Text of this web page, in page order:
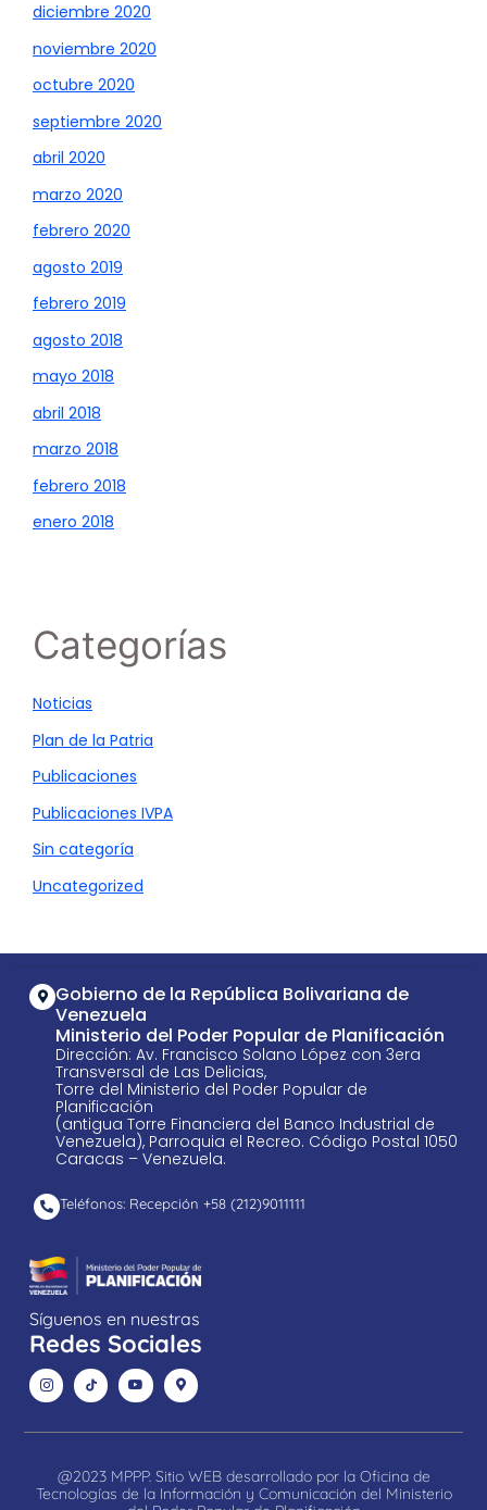
diciembre 2020
noviembre 2020
octubre 2020
septiembre 2020
abril 2020
marzo 2020
febrero 2020
agosto 2019
febrero 2019
agosto 2018
mayo 2018
abril 2018
marzo 2018
febrero 2018
enero 2018
Categorías
Noticias
Plan de la Patria
Publicaciones
Publicaciones IVPA
Sin categoría
Uncategorized
Gobierno de la República Bolivariana de
Venezuela
Ministerio del Poder Popular de Planificación
Dirección: Av. Francisco Solano López con 3era
Transversal de Las Delicias,
Torre del Ministerio del Poder Popular de
Planificación
(antigua Torre Financiera del Banco Industrial de
Venezuela), Parroquia el Recreo. Código Postal 1050
Caracas – Venezuela.
Teléfonos: Recepción +58 ​(212)9011111
Síguenos en nuestras
Redes Sociales
@2023 MPPP. Sitio WEB desarrollado por la Oficina de
Tecnologías de la Información y Comunicación del Ministerio